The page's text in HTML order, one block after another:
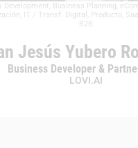
Development Business Planning
IT / Transf. Digital Producto
B2B
Jesús Yubero
Business Developer &
LOVI.AI